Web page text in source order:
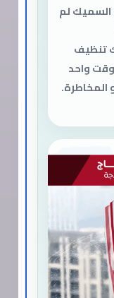
السميك لم
تنظيف
وقت واحد
المخاطرة.